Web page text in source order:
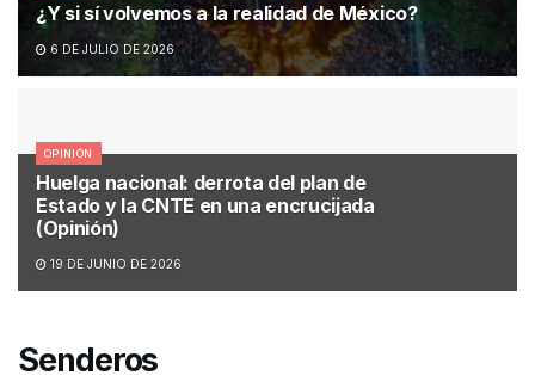
¿Y si sí volvemos a la realidad de México?
6 DE JULIO DE 2026
OPINIÓN
Huelga nacional: derrota del plan de
Estado y la CNTE en una encrucijada
(Opinión)
19 DE JUNIO DE 2026
Senderos